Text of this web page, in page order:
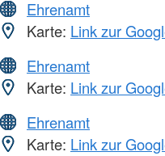
Ehrenamt
Karte: Link zur
Ehrenamt
Karte: Link zur
Ehrenamt
Karte: Link zur